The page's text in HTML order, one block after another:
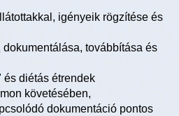
igényeik rögzítése és
továbbítása és
és diétás étrendek
követésében,
dokumentáció pontos